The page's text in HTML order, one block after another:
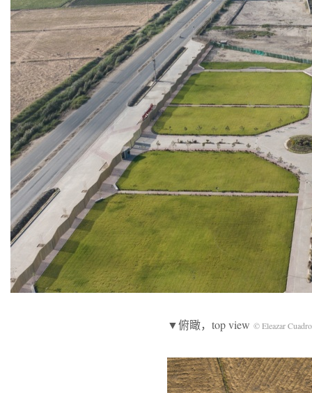
▼俯瞰，top view © Eleazar